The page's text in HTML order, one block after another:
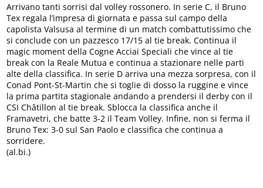
Arrivano tanti sorrisi dal volley rossonero. In serie C, il Bruno
Tex regala l’impresa di giornata e passa sul campo della
capolista Valsusa al termine di un match combattutissimo che
si conclude con un pazzesco 17/15 al tie break. Continua il
magic moment della Cogne Acciai Speciali che vince al tie
break con la Reale Mutua e continua a stazionare nelle parti
alte della classifica. In serie D arriva una mezza sorpresa, con il
Conad Pont-St-Martin che si toglie di dosso la ruggine e vince
la prima partita stagionale andando a prendersi il derby con il
CSI Châtillon al tie break. Sblocca la classifica anche il
Framavetri, che batte 3-2 il Team Volley. Infine, non si ferma il
Bruno Tex: 3-0 sul San Paolo e classifica che continua a
sorridere.
(al.bi.)